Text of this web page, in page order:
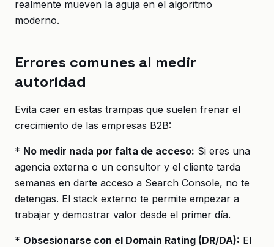
realmente mueven la aguja en el algoritmo
moderno.
Errores comunes al medir
autoridad
Evita caer en estas trampas que suelen frenar el
crecimiento de las empresas B2B:
* No medir nada por falta de acceso: Si eres una
agencia externa o un consultor y el cliente tarda
semanas en darte acceso a Search Console, no te
detengas. El stack externo te permite empezar a
trabajar y demostrar valor desde el primer día.
* Obsesionarse con el Domain Rating (DR/DA): El